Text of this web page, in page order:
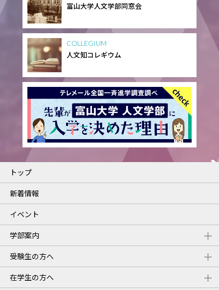
富山大学人文学部同窓会
COLLEGIUM
人文知コレギウム
トップ
新着情報
イベント
学部案内
受験生の方へ
在学生の方へ